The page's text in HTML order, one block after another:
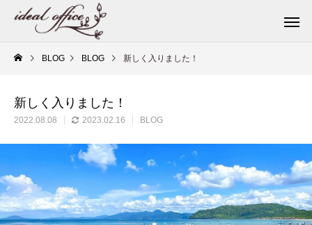
BLOG BLOG 新しく入りました！
新しく入りました！
2022.08.08 2023.02.16 BLOG